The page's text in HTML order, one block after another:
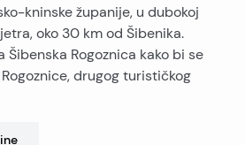
kninske županije, u dubokoj
oko 30 km od Šibenika.
Šibenska Rogoznica kako bi se
drugog turističkog